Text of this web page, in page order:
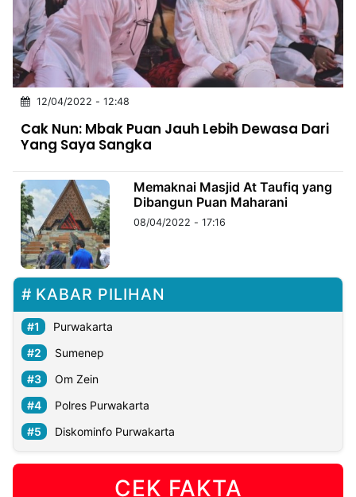
INDONESIA
Partner
NTB
Time
IDN
Jogja
Rakyat
News
Notice
Baru
Follow
Kabarbaru
Kabarbaru.co
2026
PT.
12/04/2022 - 12:48
Cak Nun: Mbak Puan Jauh Lebih Dewasa Dari
Yang Saya Sangka
Memaknai Masjid At Taufiq yang
Dibangun Puan Maharani
08/04/2022 - 17:16
KABAR PILIHAN
Purwakarta
Sumenep
Om Zein
Polres Purwakarta
Diskominfo Purwakarta
CEK FAKTA